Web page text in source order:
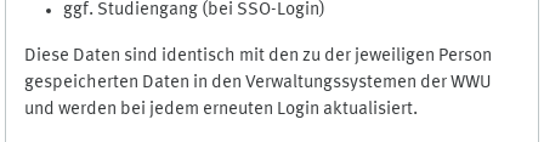
ggf. Studiengang (bei SSO-Login)
Diese Daten sind identisch mit den zu der jeweiligen Person
gespeicherten Daten in den Verwaltungssystemen der WWU
und werden bei jedem erneuten Login aktualisiert.